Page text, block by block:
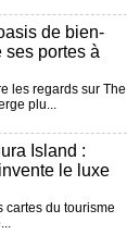
de bien-
ses portes à
les regards sur The
plu...
Island :
le luxe
cartes du tourisme